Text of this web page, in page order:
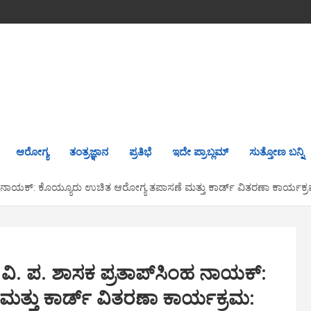
ಆರೋಗ್ಯ ತಂತ್ರಜ್ಞಾನ ಪ್ರತಿಭೆ ಇದೇ ಪ್ರಾಬ್ಲಮ್ ಸುತ್ತೋಣ ಬನ್ನಿ
ಕೊಯ್ಯೂರು ಉಚಿತ ಆರೋಗ್ಯ ತಪಾಸಣೆ ಮತ್ತು ಕಾರ್ಡ್ ವಿತರಣಾ
ಪ. ಶಾಸಕ ಪ್ರತಾಪ್‌ಸಿಂಹ ನಾಯಕ್:
ಕಾರ್ಡ್ ವಿತರಣಾ ಕಾರ್ಯಕ್ರಮ: